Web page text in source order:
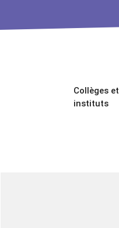
Collèges et
instituts